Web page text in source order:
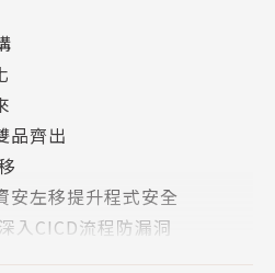
，讓雲原生應用的整個生命
皆具備的安全防護。現代化
台，確保應用服務的合規性
行
品齊出
左移提升程式安全
入CICD流程防漏洞